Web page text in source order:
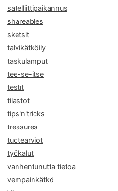
satelliittipaikannus
shareables
sketsit
talvikätköily
taskulamput
tee-se-itse
testit
tilastot
tips'n'tricks
treasures
tuotearviot
työkalut
vanhentunutta tietoa
vempainkätkö